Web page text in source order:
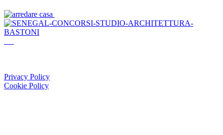
Privacy Policy
Cookie Policy